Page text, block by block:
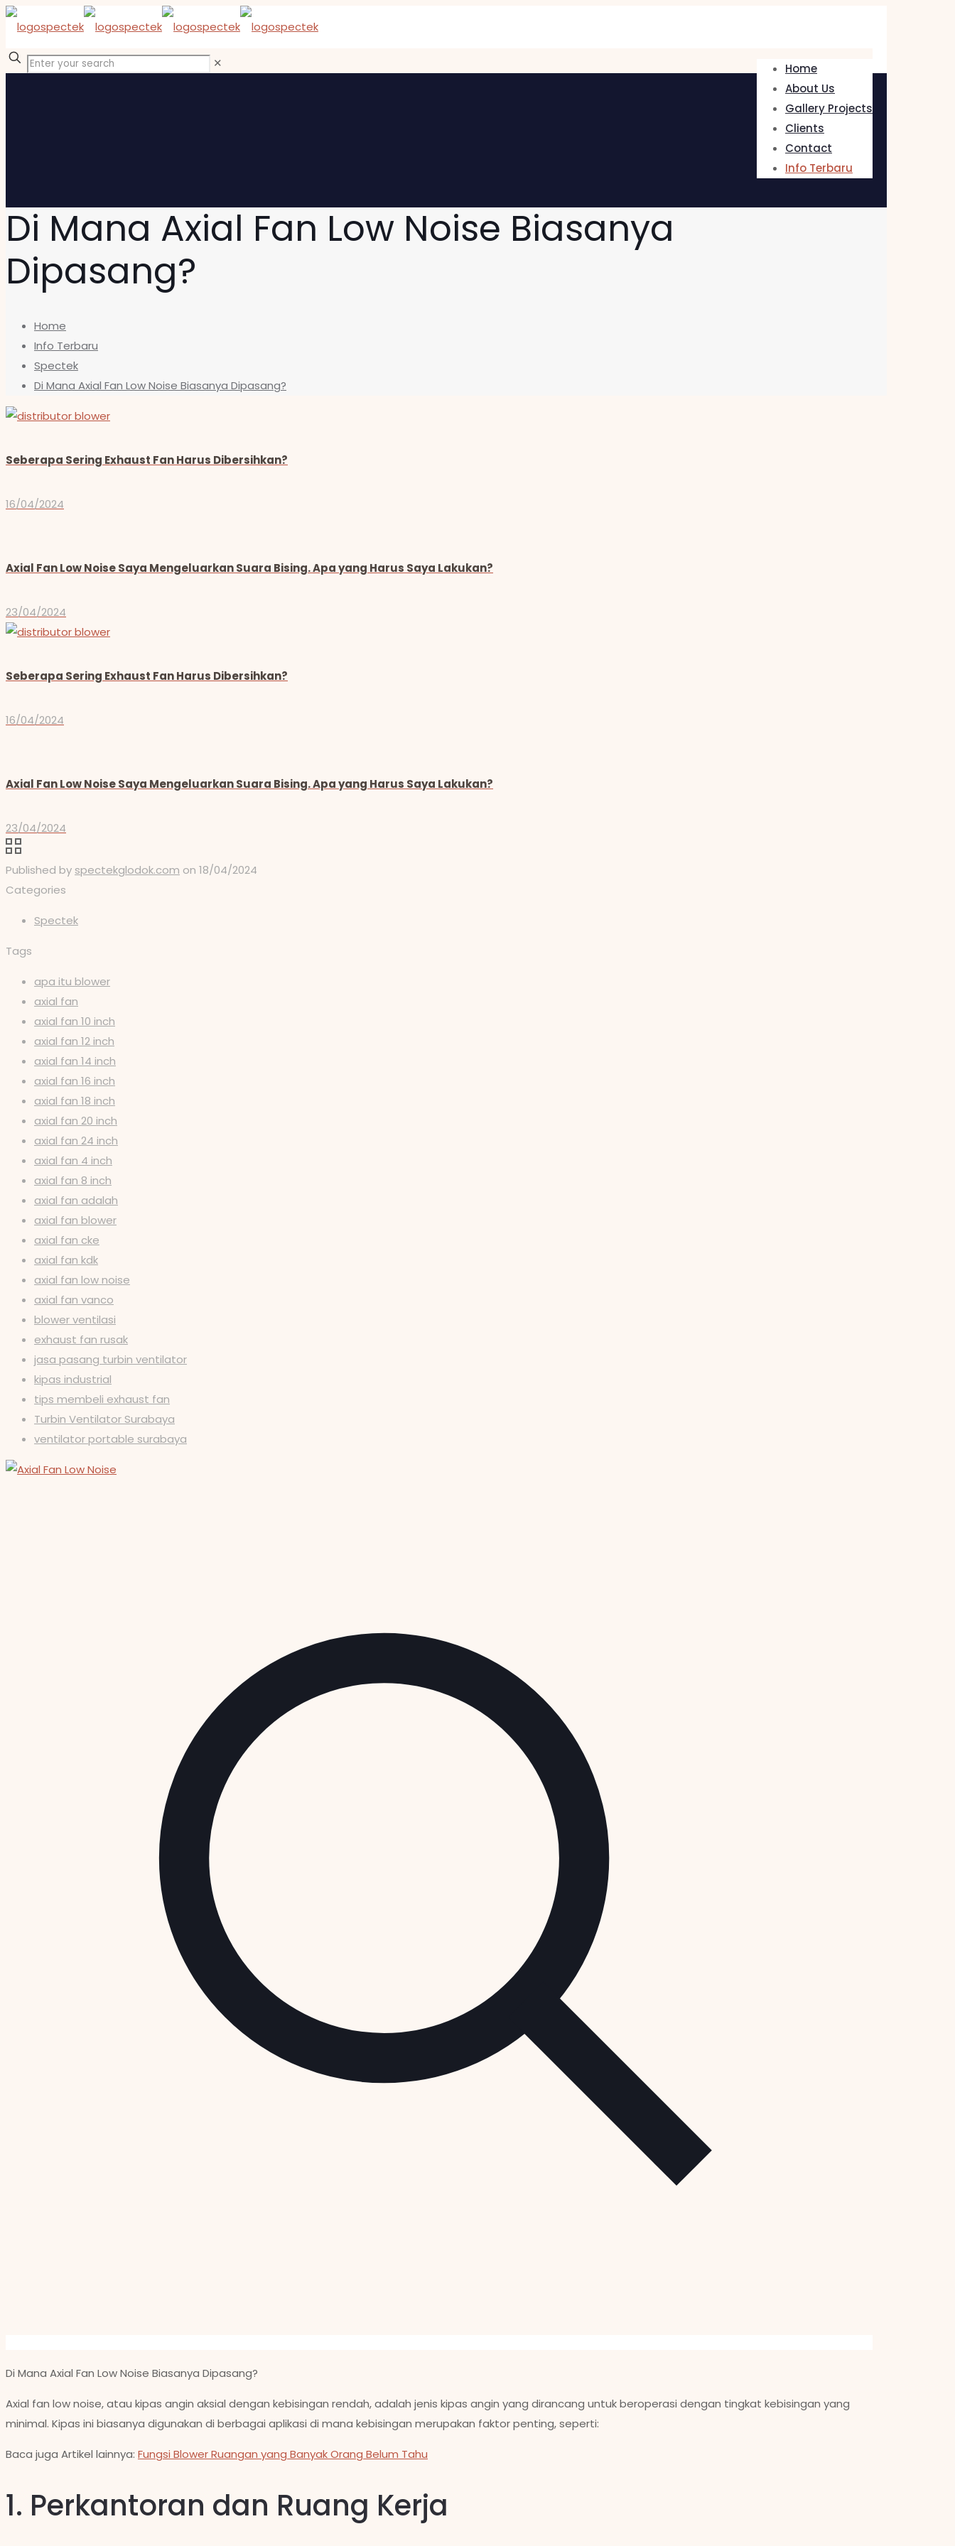
Home
About Us
Gallery Projects
Clients
Contact
Info Terbaru
✕
Di Mana Axial Fan Low Noise Biasanya
Dipasang?
Home
Info Terbaru
Spectek
Di Mana Axial Fan Low Noise Biasanya Dipasang?
Seberapa Sering Exhaust Fan Harus Dibersihkan?
16/04/2024
Axial Fan Low Noise Saya Mengeluarkan Suara Bising. Apa yang Harus Saya Lakukan?
23/04/2024
Seberapa Sering Exhaust Fan Harus Dibersihkan?
16/04/2024
Axial Fan Low Noise Saya Mengeluarkan Suara Bising. Apa yang Harus Saya Lakukan?
23/04/2024
Published by spectekglodok.com on 18/04/2024
Categories
Spectek
Tags
apa itu blower
axial fan
axial fan 10 inch
axial fan 12 inch
axial fan 14 inch
axial fan 16 inch
axial fan 18 inch
axial fan 20 inch
axial fan 24 inch
axial fan 4 inch
axial fan 8 inch
axial fan adalah
axial fan blower
axial fan cke
axial fan kdk
axial fan low noise
axial fan vanco
blower ventilasi
exhaust fan rusak
jasa pasang turbin ventilator
kipas industrial
tips membeli exhaust fan
Turbin Ventilator Surabaya
ventilator portable surabaya
Di Mana Axial Fan Low Noise Biasanya Dipasang?
Axial fan low noise, atau kipas angin aksial dengan kebisingan rendah, adalah jenis kipas angin yang dirancang untuk beroperasi dengan tingkat kebisingan yang
minimal. Kipas ini biasanya digunakan di berbagai aplikasi di mana kebisingan merupakan faktor penting, seperti:
Baca juga Artikel lainnya: Fungsi Blower Ruangan yang Banyak Orang Belum Tahu
1. Perkantoran dan Ruang Kerja